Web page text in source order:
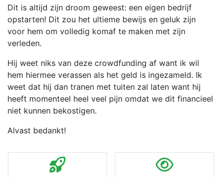
Dit is altijd zijn droom geweest: een eigen bedrijf
opstarten! Dit zou het ultieme bewijs en geluk zijn
voor hem om volledig komaf te maken met zijn
verleden.
Hij weet niks van deze crowdfunding af want ik wil
hem hiermee verassen als het geld is ingezameld. Ik
weet dat hij dan tranen met tuiten zal laten want hij
heeft momenteel heel veel pijn omdat we dit financieel
niet kunnen bekostigen.
Alvast bedankt!